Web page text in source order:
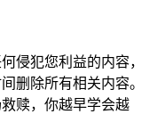
侵犯您利益的内容，
删除所有相关内容。
赎，你越早学会越